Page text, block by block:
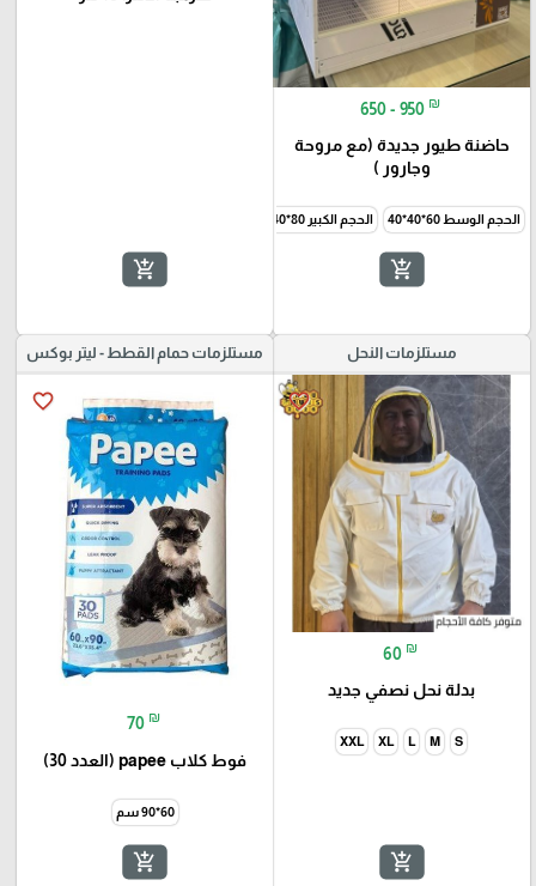
650 - 950 ₪
حاضنة طيور جديدة (مع مروحة
وجارور )
الحجم الوسط 60*40*40 الحجم الكبير 80*40*40
add_shopping_cart
add_shopping_cart
مستلزمات النحل
favorite_border
60 ₪
بدلة نحل نصفي جديد
S
M
L
XL
XXL
add_shopping_cart
مستلزمات حمام القطط - ليتر بوكس
favorite_border
70 ₪
فوط كلاب papee (العدد 30)
60*90 سم
add_shopping_cart